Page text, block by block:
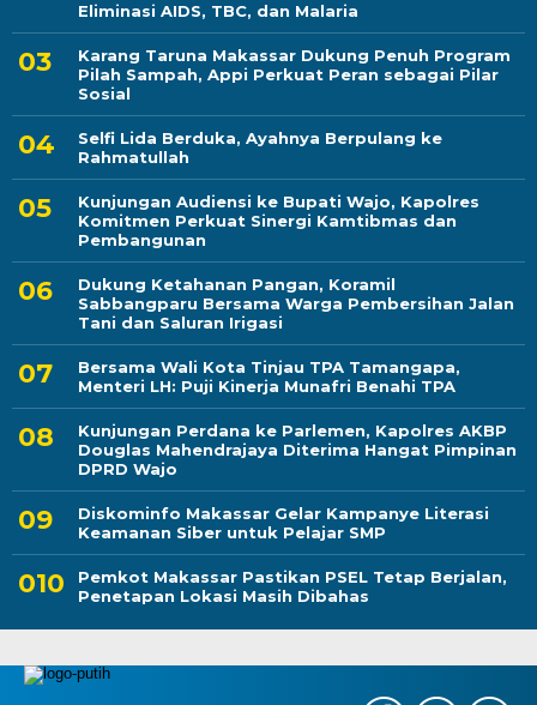
Eliminasi AIDS, TBC, dan Malaria
Karang Taruna Makassar Dukung Penuh Program
Pilah Sampah, Appi Perkuat Peran sebagai Pilar
Sosial
Selfi Lida Berduka, Ayahnya Berpulang ke
Rahmatullah
Kunjungan Audiensi ke Bupati Wajo, Kapolres
Komitmen Perkuat Sinergi Kamtibmas dan
Pembangunan
Dukung Ketahanan Pangan, Koramil
Sabbangparu Bersama Warga Pembersihan Jalan
Tani dan Saluran Irigasi
Bersama Wali Kota Tinjau TPA Tamangapa,
Menteri LH: Puji Kinerja Munafri Benahi TPA
Kunjungan Perdana ke Parlemen, Kapolres AKBP
Douglas Mahendrajaya Diterima Hangat Pimpinan
DPRD Wajo
Diskominfo Makassar Gelar Kampanye Literasi
Keamanan Siber untuk Pelajar SMP
Pemkot Makassar Pastikan PSEL Tetap Berjalan,
Penetapan Lokasi Masih Dibahas